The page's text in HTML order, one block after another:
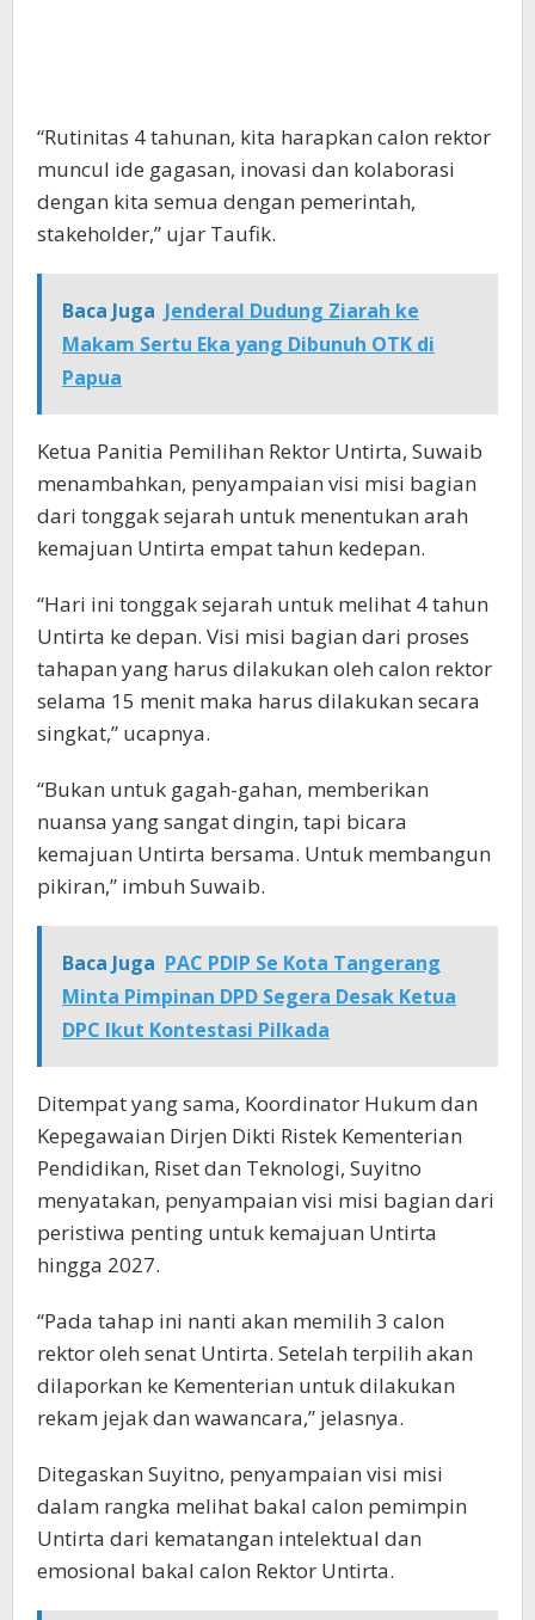
“Rutinitas 4 tahunan, kita harapkan calon rektor
muncul ide gagasan, inovasi dan kolaborasi
dengan kita semua dengan pemerintah,
stakeholder,” ujar Taufik.
Baca Juga Jenderal Dudung Ziarah ke
Makam Sertu Eka yang Dibunuh OTK di
Papua
Ketua Panitia Pemilihan Rektor Untirta, Suwaib
menambahkan, penyampaian visi misi bagian
dari tonggak sejarah untuk menentukan arah
kemajuan Untirta empat tahun kedepan.
“Hari ini tonggak sejarah untuk melihat 4 tahun
Untirta ke depan. Visi misi bagian dari proses
tahapan yang harus dilakukan oleh calon rektor
selama 15 menit maka harus dilakukan secara
singkat,” ucapnya.
“Bukan untuk gagah-gahan, memberikan
nuansa yang sangat dingin, tapi bicara
kemajuan Untirta bersama. Untuk membangun
pikiran,” imbuh Suwaib.
Baca Juga PAC PDIP Se Kota Tangerang
Minta Pimpinan DPD Segera Desak Ketua
DPC Ikut Kontestasi Pilkada
Ditempat yang sama, Koordinator Hukum dan
Kepegawaian Dirjen Dikti Ristek Kementerian
Pendidikan, Riset dan Teknologi, Suyitno
menyatakan, penyampaian visi misi bagian dari
peristiwa penting untuk kemajuan Untirta
hingga 2027.
“Pada tahap ini nanti akan memilih 3 calon
rektor oleh senat Untirta. Setelah terpilih akan
dilaporkan ke Kementerian untuk dilakukan
rekam jejak dan wawancara,” jelasnya.
Ditegaskan Suyitno, penyampaian visi misi
dalam rangka melihat bakal calon pemimpin
Untirta dari kematangan intelektual dan
emosional bakal calon Rektor Untirta.